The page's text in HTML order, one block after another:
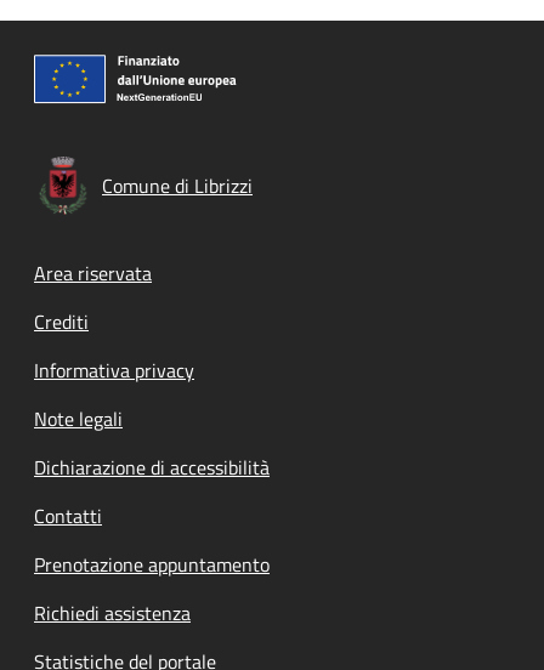
Comune di Librizzi
Footer menu
Area riservata
Crediti
Informativa privacy
Note legali
Dichiarazione di accessibilità
Contatti
Prenotazione appuntamento
Richiedi assistenza
Statistiche del portale